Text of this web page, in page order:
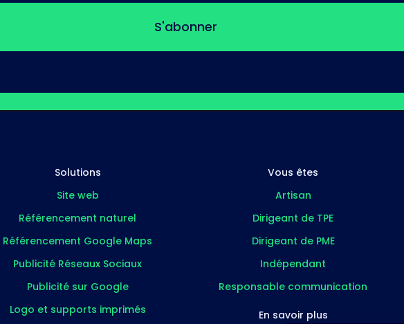
S'abonner
Solutions
Site web
Référencement naturel
Référencement Google Maps
Publicité Réseaux Sociaux
Publicité sur Google
Logo et supports imprimés
Vous êtes
Artisan
Dirigeant de TPE
Dirigeant de PME
Indépendant
Responsable communication
En savoir plus